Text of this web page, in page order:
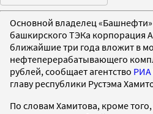
Основной владелец
башкирского ТЭКа корпорация
ближайшие три года вложит в
нефтеперерабатывающего
рублей, сообщает агентство РИА
главу республики Рустэма
По словам Хамитова, кроме